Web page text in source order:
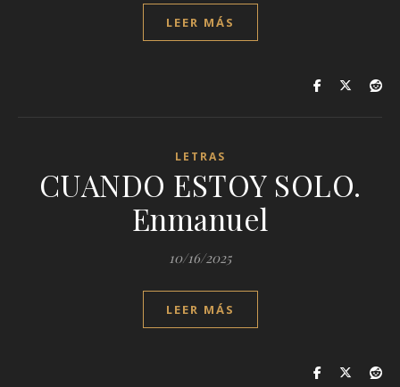
LEER MÁS
LETRAS
CUANDO ESTOY SOLO.
Enmanuel
10/16/2025
LEER MÁS